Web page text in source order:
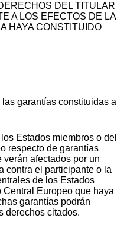
DEL TITULAR
A LOS EFECTOS DE LA
HAYA CONSTITUIDO
garantías constituidas a
Estados miembros o del
respecto de garantías
verán afectados por un
contra el participante o la
de los Estados
Europeo que haya
garantías podrán
derechos citados.